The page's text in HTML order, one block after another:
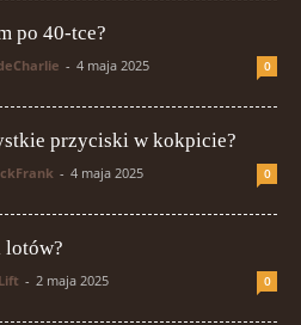
po 40-tce?
- 4 maja 2025 0
przyciski w kokpicie?
- 4 maja 2025 0
lotów?
- 2 maja 2025 0